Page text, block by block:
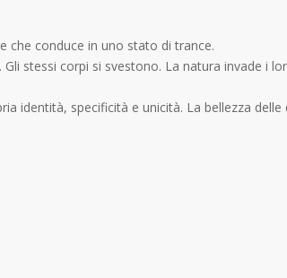
che conduce in uno stato di trance.
stessi corpi si svestono. La natura invade i
identità, specificità e unicità. La bellezza delle